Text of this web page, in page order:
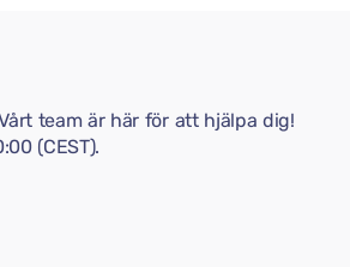
team är här för att hjälpa dig!
(CEST).